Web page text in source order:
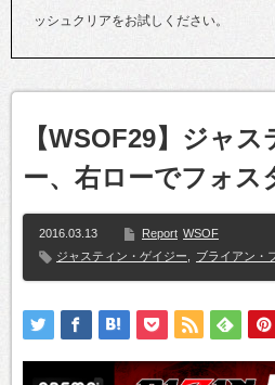
ッシュクリアをお試しください。
【WSOF29】ジャ
ー、右ローでフォス
2016.03.13 Report WSOF
ジャスティン・ゲイジー
ブライアン・